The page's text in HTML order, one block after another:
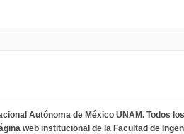
Autónoma de México UNAM. Todos
web institucional de la Facultad de